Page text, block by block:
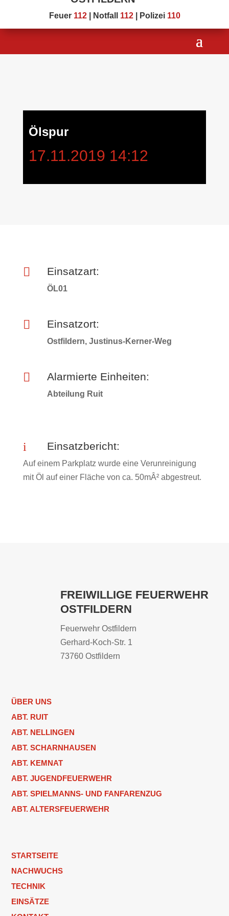
Feuer 112| Notfall 112| Polizei 110
Ölspur
17.11.2019 14:12
 Einsatzart:
ÖL01
 Einsatzort:
Ostfildern, Justinus-Kerner-Weg
 Alarmierte Einheiten:
Abteilung Ruit
i Einsatzbericht:
Auf einem Parkplatz wurde eine Verunreinigung
mit Öl auf einer Fläche von ca. 50mÂ² abgestreut.
FREIWILLIGE FEUERWEHR
OSTFILDERN
Feuerwehr Ostfildern
Gerhard-Koch-Str. 1
73760 Ostfildern
ÜBER UNS
ABT. RUIT
ABT. NELLINGEN
ABT. SCHARNHAUSEN
ABT. KEMNAT
ABT. JUGENDFEUERWEHR
ABT. SPIELMANNS- UND FANFARENZUG
ABT. ALTERSFEUERWEHR
STARTSEITE
NACHWUCHS
TECHNIK
EINSÄTZE